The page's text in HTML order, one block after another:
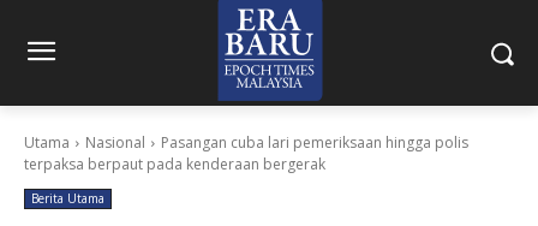
Utama Nasional
Pasangan cuba lari pemeriksaan hingga polis
terpaksa berpaut pada kenderaan bergerak
Berita Utama